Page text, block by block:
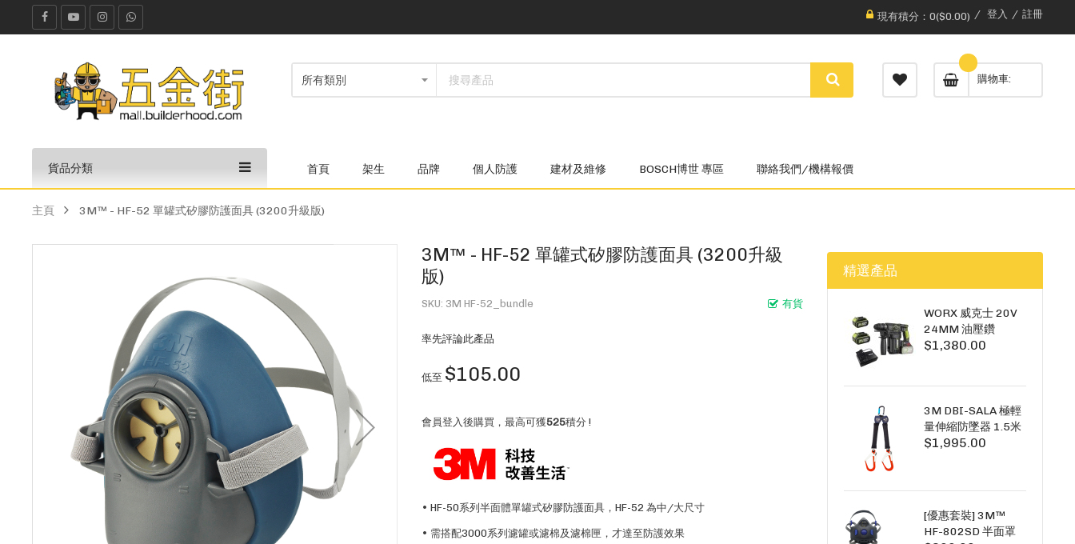
現有積分：0($0.00) 登入 註冊
購物車
貨品分類 首頁 架生 品牌 個人防護 建材及維修 BOSCH博世 專區 聯絡我們/機構報價
主頁 3M™ - HF-52 單罐式矽膠防護面具 (3200升級版)
3M™ - HF-52 單罐式矽膠防護面具 (3200升級
版)
有貨
SKU 3M HF-52_bundle
率先評論此產品
低至 $105.00
會員登入後購買，最高可獲525積分 !
• HF-50系列半面體單罐式矽膠防護面具，HF-52 為中/大尺寸
• 需搭配3000系列濾罐或濾棉及濾棉匣，才達至防護效果
精選產品
WORX 威克士 20V
24MM 油壓鑽
WU385.3（雙5A電
$1,380.00
3M DBI-SALA 極輕
量伸縮防墜器 1.5米
(雙鉤) 3101754
TWINS
$1,995.00
[優惠套裝] 3M™
HF-802SD 半面罩